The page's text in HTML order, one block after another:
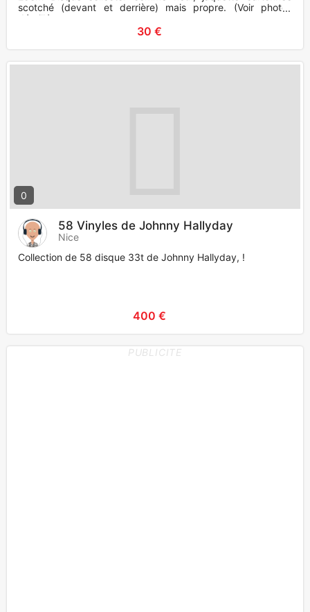
scotché (devant et derrière) mais propre. (Voir photos
détaillé
30 €
0
58 Vinyles de Johnny Hallyday
Nice
Collection de 58 disque 33t de Johnny Hallyday, !
400 €
PUBLICITE